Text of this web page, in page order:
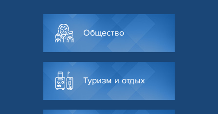
Общество
Туризм и отдых